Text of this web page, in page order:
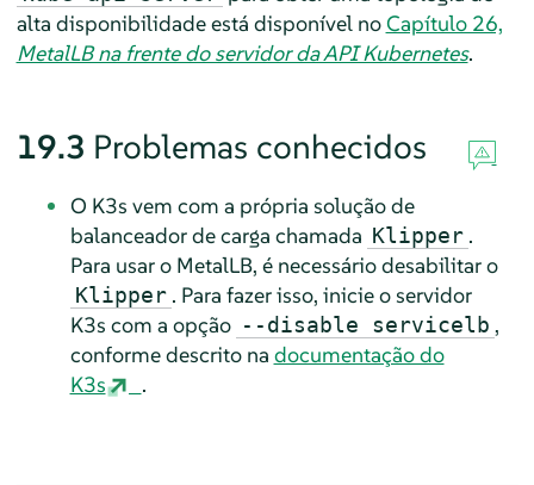
alta disponibilidade está disponível noCapítulo 26,
MetalLB na frente do servidor da API Kubernetes.
19.3 Problemas conhecidos
O K3s vem com a própria solução de
balanceador de carga chamada Klipper .
Para usar o MetalLB, é necessário desabilitar o
Klipper . Para fazer isso, inicie o servidor
K3s com a opção --disable servicelb ,
conforme descrito na documentação do
K3s
.